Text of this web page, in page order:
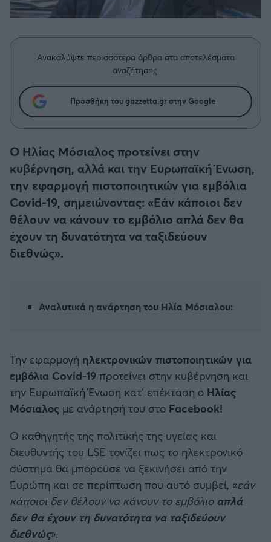
Δημήτρης Τσορμπατζόγλου
Άρης
Βόλος
Ατρόμητος Αθηνών
Αστέρας Τρίπολης
Παναιτωλικός
Ηρακλής
Ρεάλ Μαδρίτης
Ατλέτικο Μαδρίτης
Μάντσεστερ Γιουνάιτεντ
Μάντσεστερ Σίτι
Λίβερπουλ
Συνεντεύξεις
Ανακαλύψτε περισσότερα άρθρα στα αποτελέσματα
αναζήτησης.
Προσθήκη του gazzetta.gr στην Google
Ο Ηλίας Μόσιαλος προτείνει στην
κυβέρνηση, αλλά και την Ευρωπαϊκή Ένωση,
την εφαρμογή πιστοποιητικών για εμβόλια
Covid-19, σημειώνοντας: «Εάν κάποιοι δεν
θέλουν να κάνουν το εμβόλιο απλά δεν θα
έχουν τη δυνατότητα να ταξιδεύουν
διεθνώς».
Αναλυτικά η ανάρτηση του Ηλία Μόσιαλου:
Την εφαρμογή ηλεκτρονικών πιστοποιητικών για
εμβόλια Covid-19 προτείνει στην κυβέρνηση και
την Ευρωπαϊκή Ένωση κατ' επέκταση ο Ηλίας
Μόσιαλος με ανάρτησή του στο Facebook!
Ο καθηγητής της πολιτικής της υγείας και
διευθυντής του LSE τονίζει πως το ηλεκτρονικό
σύστημα θα μπορούσε να ξεκινήσει από την
Ευρώπη και σε περίπτωση που αυτό συμβεί, «εάν
κάποιοι δεν θέλουν να κάνουν το εμβόλιο απλά
δεν θα έχουν τη δυνατότητα να ταξιδεύουν
διεθνώς».